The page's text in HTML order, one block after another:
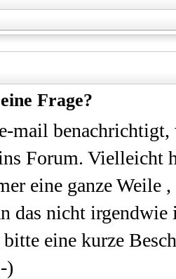
Frage?
mail
Forum. Vielleicht
eine ganze Weile
das nicht
eine kurze
)